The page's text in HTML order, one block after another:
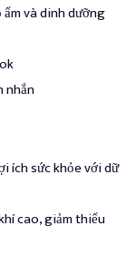
và dinh dưỡng
nhắn
ích sức khỏe với dữ
cao, giảm thiểu